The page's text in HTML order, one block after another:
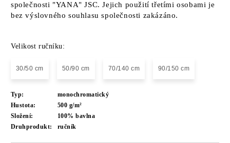
společnosti "YANA" JSC. Jejich použití třetími osobami je
bez výslovného souhlasu společnosti zakázáno.
Velikost ručníku:
30/50 cm 50/90 cm 70/140 cm 90/150 cm
Typ:
monochromatický
Hustota:
500 g/m²
Složení:
100% bavlna
Druhprodukt:
ručník